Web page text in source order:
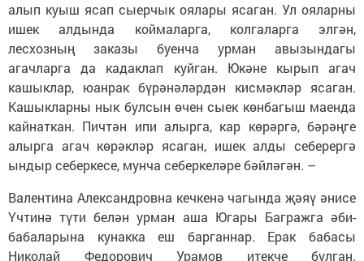
алып куыш ясап сыерчык оялары ясаган. Ул ояларны
ишек алдында коймаларга, колгаларга элгән,
лесхозның заказы буенча урман авызындагы
агачларга да кадаклап куйган. Юкәне кырып агач
кашыклар, юанрак бүрәнәләрдән кисмәкләр ясаган.
Кашыкларны нык булсын өчен сыек көнбагыш маенда
кайнаткан. Пичтән ипи алырга, кар көрәргә, бәрәңге
алырга агач көрәкләр ясаган, ишек алды себерергә
ындыр себеркесе, мунча себеркеләре бәйләгән. –
Валентина Александровна кечкенә чагында җәяү әнисе
Үчтинә түти белән урман аша Югары Багражга әби-
бабаларына кунакка еш барганнар. Ерак бабасы
Николай Федорович Урамов итекче булган.